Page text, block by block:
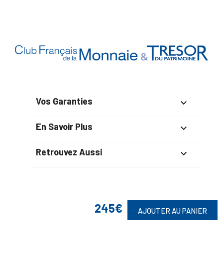
245€ AJOUTER AU PANIER
Vos Garanties 
En Savoir Plus 
Retrouvez Aussi 
Suivez-Nous